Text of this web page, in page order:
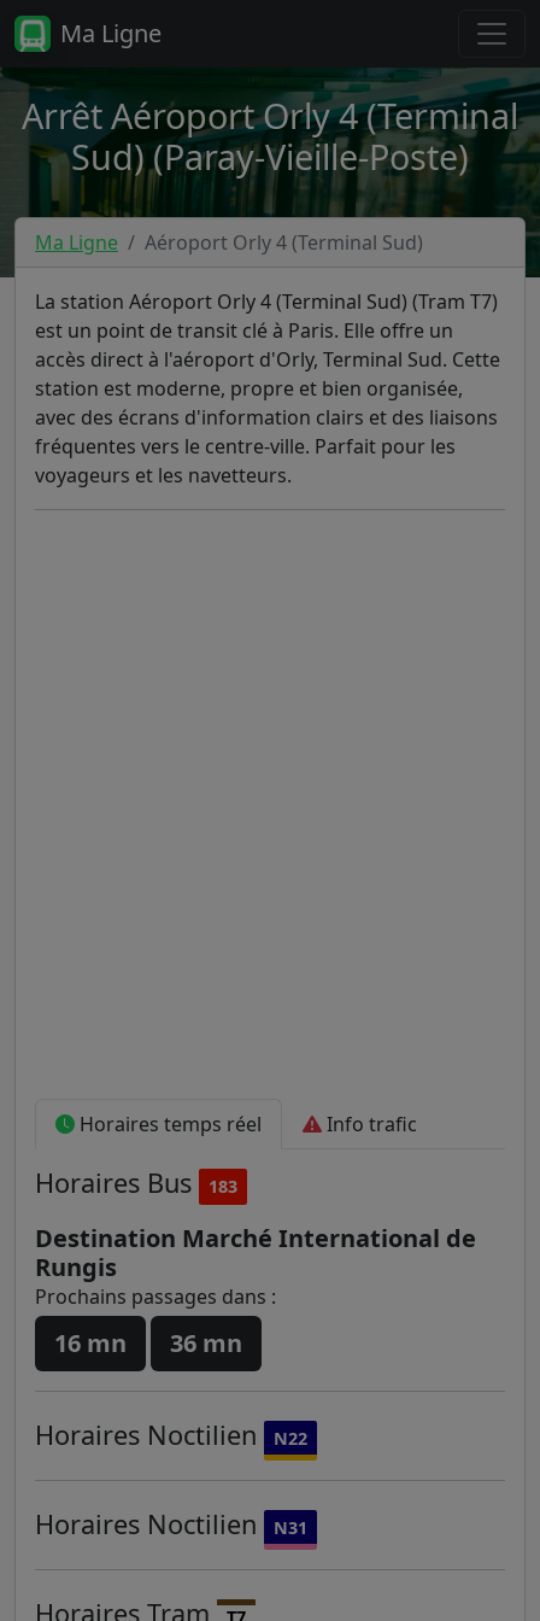
Ma Ligne
Arrêt Aéroport Orly 4 (Terminal
Sud) (Paray-Vieille-Poste)
Ma Ligne Aéroport Orly 4 (Terminal Sud)
La station Aéroport Orly 4 (Terminal Sud) (Tram T7)
est un point de transit clé à Paris. Elle offre un
accès direct à l'aéroport d'Orly, Terminal Sud. Cette
station est moderne, propre et bien organisée,
avec des écrans d'information clairs et des liaisons
fréquentes vers le centre-ville. Parfait pour les
voyageurs et les navetteurs.
Horaires temps réel Info trafic
Horaires Bus 183
Destination Marché International de
Rungis
Prochains passages dans :
16 mn 36 mn
Horaires Noctilien N22
Horaires Noctilien N31
Horaires Tram